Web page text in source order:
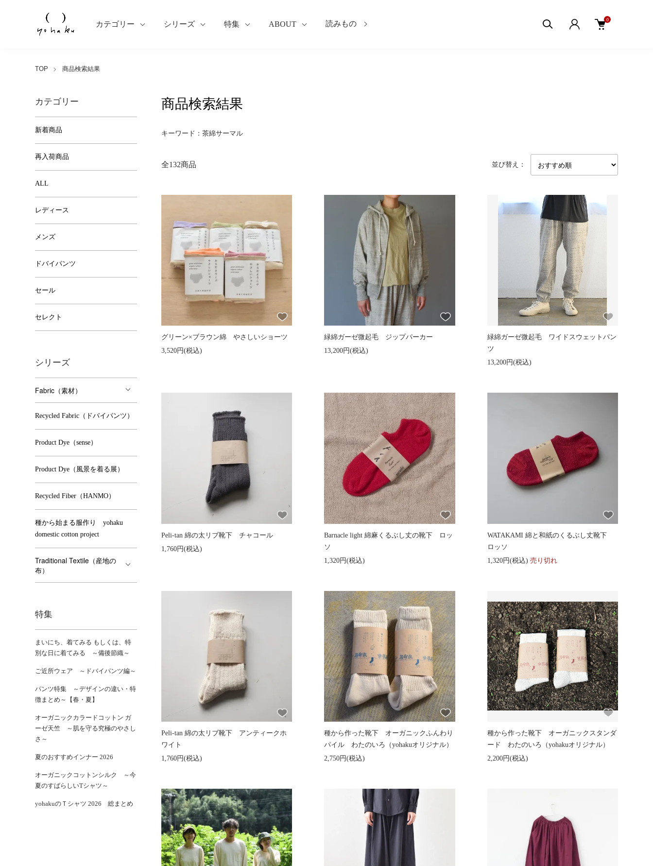
カテゴリー シリーズ 特集 ABOUT 読みもの 0
TOP 商品検索結果
商品検索結果
キーワード：茶綿サーマル
全132商品 並び替え：
グリーン×ブラウン綿 やさしいショーツ
3,520円(税込)
緑綿ガーゼ微起毛 ジップパーカー
13,200円(税込)
緑綿ガーゼ微起毛 ワイドスウェットパン
ツ
13,200円(税込)
Peli-tan 綿の太リブ靴下 チャコール
1,760円(税込)
Barnacle light 綿麻くるぶし丈の靴下 ロッ
ソ
1,320円(税込)
WATAKAMI 綿と和紙のくるぶし丈靴下
ロッソ
1,320円(税込) 売り切れ
Peli-tan 綿の太リブ靴下 アンティークホ
ワイト
1,760円(税込)
種から作った靴下 オーガニックふんわり
パイル わたのいろ（yohakuオリジナル）
2,750円(税込)
種から作った靴下 オーガニックスタンダ
ード わたのいろ（yohakuオリジナル）
2,200円(税込)
カテゴリー
新着商品
再入荷商品
ALL
レディース
メンズ
ドバイパンツ
セール
セレクト
シリーズ
Fabric（素材）
Recycled Fabric（ドバイパンツ）
Product Dye（sense）
Product Dye（風景を着る展）
Recycled Fiber（HANMO）
種から始まる服作り yohaku
domestic cotton project
Traditional Textile（産地の
布）
特集
まいにち、着てみる もしくは、特
別な日に着てみる ～備後節織～
ご近所ウェア ～ドバイパンツ編～
パンツ特集 ～デザインの違い・特
徴まとめ～【春・夏】
オーガニックカラードコットン ガ
ーゼ天竺 ～肌を守る究極のやさし
さ～
夏のおすすめインナー 2026
オーガニックコットンシルク ～今
夏のすばらしいTシャツ～
yohakuのＴシャツ 2026 総まとめ